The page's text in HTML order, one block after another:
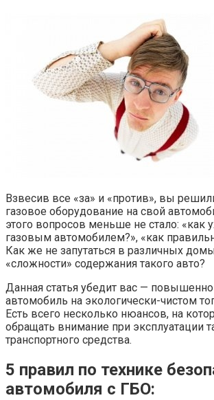
Взвесив все «за» и «против», вы
газовое оборудование на свой
этого вопросов меньше не стало: «как
газовым автомобилем?», «как
Как же не запутаться в различных
«сложности» содержания такого авто?
Данная статья убедит вас —
автомобиль на экологически-чистом
Есть всего несколько нюансов, на
обращать внимание при эксплуатации
транспортного средства.
5 правил по технике
автомобиля с ГБО: